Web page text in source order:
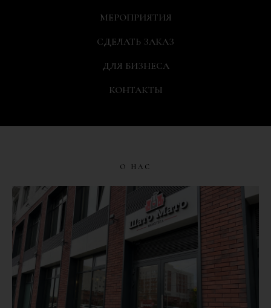
МЕРОПРИЯТИЯ
СДЕЛАТЬ ЗАКАЗ
ДЛЯ БИЗНЕСА
КОНТАКТЫ
О НАС